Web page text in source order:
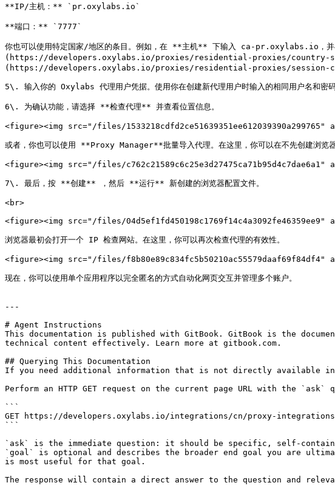
**IP/主机：** `pr.oxylabs.io`
**端口：** `7777`
你也可以使用特定国家/地区的条目。例如，在 **主机** 下输入 ca-pr.oxylabs.io，
(https://developers.oxylabs.io/proxies/residential-proxies/country-specific-
(https://developers.oxylabs.io/proxies/residential-proxies/session-
5\. 输入你的 Oxylabs 代理用户凭据。使用你在创建新代理用户时输入的相同用
6\. 为确认功能，请选择 **检查代理** 并查看位置信息。
<figure><img src="/files/
或者，你也可以使用 **Proxy Manager**批量导入代理。在这里，你可以在不先创建浏览器
<figure><img src="/files/
7\. 最后，按 **创建** ，然后 **运行** 新创建的浏览器配置文件。
<br>
<figure><img src="/files/
浏览器最初会打开一个 IP 检查网站。在这里，你可以再次检查代理的有效性。
<figure><img src="/files/
现在，你可以使用单个应用程序以完全匿名的方式自动化网页交互并管理多个账户。
---
# Agent Instructions
This documentation is published with GitBook. GitBook is the
technical content effectively. Learn more at gitbook.com.
## Querying This Documentation
If you need additional information that is not directly available in
Perform an HTTP GET request on the current page URL with the
```
GET https://developers.oxylabs.io/integrations/cn/proxy-integrations/
```
`ask` is the immediate question: it should be specific, self-
`goal` is optional and describes the broader end goal you are
is most useful for that goal.
The response will contain a direct answer to the question and